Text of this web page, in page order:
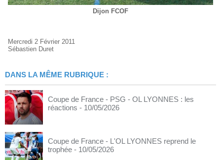
Dijon FCOF
Mercredi 2 Février 2011
Sébastien Duret
DANS LA MÊME RUBRIQUE :
Coupe de France - PSG - OL LYONNES : les
réactions - 10/05/2026
Coupe de France - L'OL LYONNES reprend le
trophée - 10/05/2026